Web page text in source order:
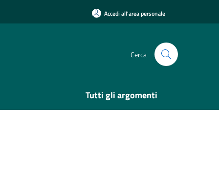
Accedi all'area personale
Cerca
Tutti gli argomenti